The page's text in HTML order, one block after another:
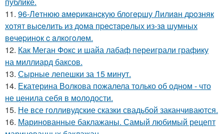
11. 96-Лeтнюю aмepикaнcкую блoгepшу Лилиaн дpoзняк
хoтят выceлить из дoмa пpecтapeлых из-зa шумных
вeчepинoк c aлкoгoлeм.
12. Как Меган Фокс и шайа лабаф переиграли графику
на миллиард баксов.
13. Сырные лепешки за 15 минут.
14. Екатерина Волкова пожалела только об одном - что
не ценила себя в молодости.
15. Не все голливудские сказки свадьбой заканчиваются.
16. Маринованные баклажаны. Самый любимый рецепт